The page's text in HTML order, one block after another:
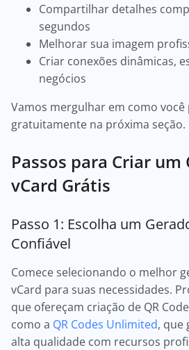
Compartilhar detalhes
segundos
Melhorar sua imagem
Criar conexões dinâmicas,
negócios
Vamos mergulhar em como
gratuitamente na próxima seção.
Passos para Criar um
vCard Grátis
Passo 1: Escolha um
Confiável
Comece selecionando o melhor
vCard para suas necessidades.
que ofereçam criação de QR
como a QR Codes Unlimited, que
alta qualidade com recursos